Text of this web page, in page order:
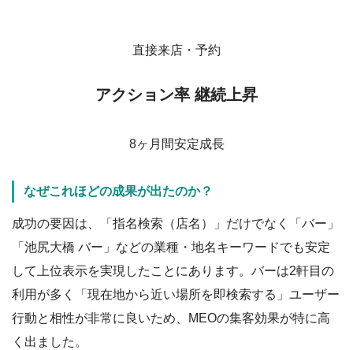
直接来店・予約
アクション率 継続上昇
8ヶ月間安定成長
なぜこれほどの成果が出たのか？
成功の要因は、「指名検索（店名）」だけでなく「バー」
「池尻大橋 バー」などの業種・地名キーワードでも安定
して上位表示を実現したことにあります。バーは2軒目の
利用が多く「現在地から近い場所を即検索する」ユーザー
行動と相性が非常に良いため、MEOの集客効果が特に高
く出ました。